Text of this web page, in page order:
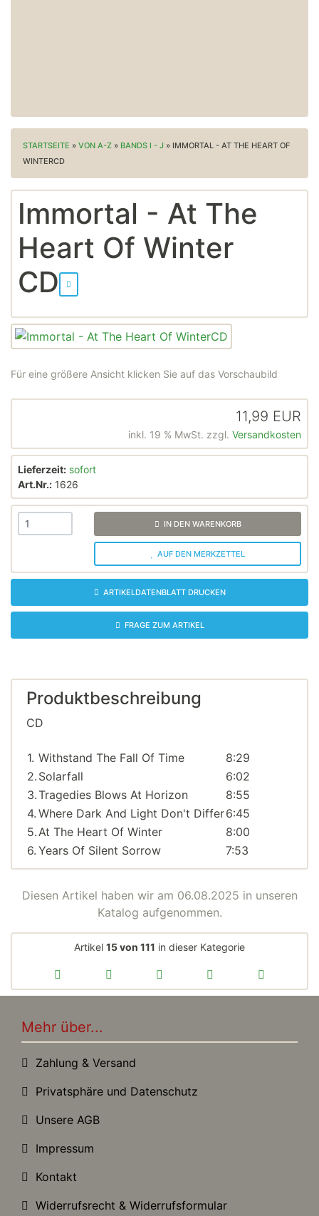
STARTSEITE » VON A-Z » BANDS I - J » IMMORTAL - AT THE HEART OF
WINTERCD
Immortal - At The
Heart Of Winter
CD
Für eine größere Ansicht klicken Sie auf das Vorschaubild
11,99 EUR
inkl. 19 % MwSt. zzgl. Versandkosten
Lieferzeit: sofort
Art.Nr.: 1626
IN DEN WARENKORB
AUF DEN MERKZETTEL
ARTIKELDATENBLATT DRUCKEN
FRAGE ZUM ARTIKEL
Produktbeschreibung
CD
1. Withstand The Fall Of Time
8:29
2. Solarfall
6:02
3.Tragedies Blows At Horizon
8:55
4. Where Dark And Light Don't Differ6:45
5.At The Heart Of Winter
8:00
6. Years Of Silent Sorrow 7:53
Diesen Artikel haben wir am 06.08.2025 in unseren
Katalog aufgenommen.
Artikel 15 von 111 in dieser Kategorie
Mehr über...
Zahlung & Versand
Privatsphäre und Datenschutz
Unsere AGB
Impressum
Kontakt
Widerrufsrecht & Widerrufsformular